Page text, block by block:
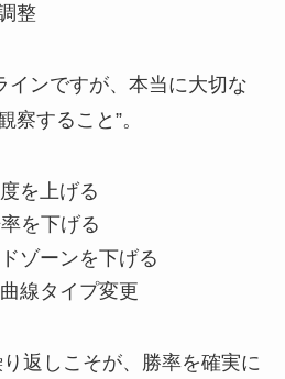
整
インですが、本当に大切な
察すること”。
を上げる
を下げる
ゾーンを下げる
線タイプ変更
返しこそが、勝率を確実に